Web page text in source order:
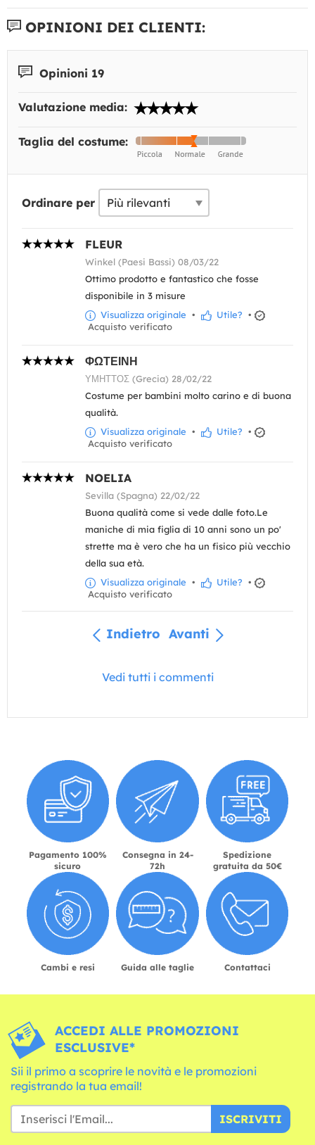
OPINIONI DEI CLIENTI:
Opinioni 19
Valutazione media:
Taglia del costume:
Ordinare per
FLEUR
Winkel (Paesi Bassi) 08/03/22
Ottimo prodotto e fantastico che fosse
disponibile in 3 misure
Visualizza originale • Utile? •
Acquisto verificato
ΦΩΤΕΙΝΗ
ΥΜΗΤΤΟΣ (Grecia) 28/02/22
Costume per bambini molto carino e di buona
qualità.
Visualizza originale • Utile? •
Acquisto verificato
NOELIA
Sevilla (Spagna) 22/02/22
Buona qualità come si vede dalle foto.Le
maniche di mia figlia di 10 anni sono un po'
strette ma è vero che ha un fisico più vecchio
della sua età.
Visualizza originale • Utile? •
Acquisto verificato
Indietro Avanti
Vedi tutti i commenti
Pagamento 100%
sicuro
Consegna in 24-
72h
Spedizione
gratuita da 50€
Cambi e resi Guida alle taglie Contattaci
ACCEDI ALLE PROMOZIONI
ESCLUSIVE*
Sii il primo a scoprire le novità e le promozioni
registrando la tua email!
ISCRIVITI